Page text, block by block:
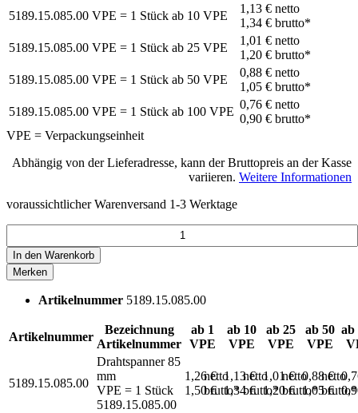
5189.15.085.00 VPE = 1 Stück ab 10 VPE
1,13 €netto
1,34 €brutto*
5189.15.085.00 VPE = 1 Stück ab 25 VPE
1,01 €netto
1,20 €brutto*
5189.15.085.00 VPE = 1 Stück ab 50 VPE
0,88 €netto
1,05 €brutto*
5189.15.085.00 VPE = 1 Stück ab 100 VPE
0,76 €netto
0,90 €brutto*
VPE = Verpackungseinheit
Abhängig von der Lieferadresse, kann der Bruttopreis an der Kasse
variieren. Weitere Informationen
voraussichtlicher Warenversand 1-3 Werktage
In den Warenkorb
Merken
Artikelnummer 5189.15.085.00
Artikelnummer
Bezeichnung
Artikelnummer
ab 1
VPE
ab 10
VPE
ab 25
VPE
ab 50
VPE
ab
5189.15.085.00
Drahtspanner 85
mm
VPE = 1 Stück
5189.15.085.00
1,26 €
netto
1,50 €brutto*
1,13 €
netto
1,34 €brutto*
1,01 €
netto
1,20 €brutto*
0,88 €
netto
1,05 €brutto*